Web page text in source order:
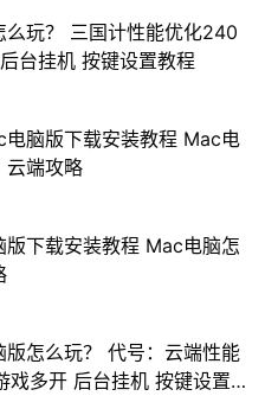
么玩？ 三国计性能优化240
台挂机 按键设置教程
电脑版下载安装教程 Mac电
云端攻略
版下载安装教程 Mac电脑怎
版怎么玩？ 代号：云端性能
戏多开 后台挂机 按键设置